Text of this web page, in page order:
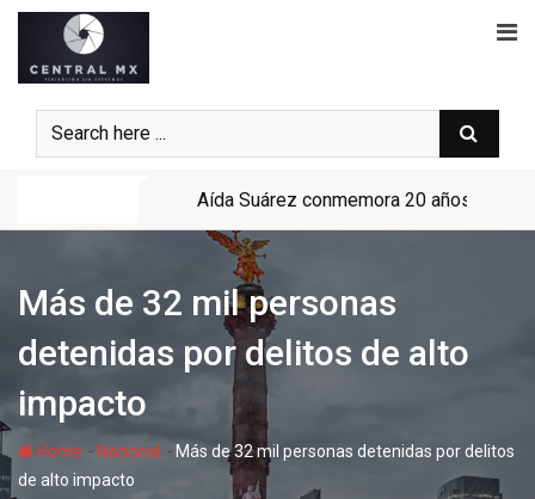
Skip
content
Aída Suárez conmemora 20 años de
Más de 32 mil personas
detenidas por delitos de alto
impacto
Home - Nacional - Más de 32 mil personas detenidas por delitos
de alto impacto